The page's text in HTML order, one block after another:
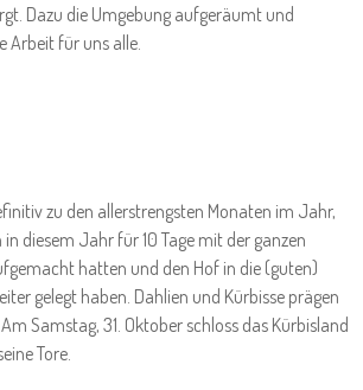
Dazu die Umgebung aufgeräumt und
Arbeit für uns alle.
zu den allerstrengsten Monaten im Jahr,
diesem Jahr für 10 Tage mit der ganzen
hatten und den Hof in die (guten)
gelegt haben. Dahlien und Kürbisse prägen
Samstag, 31. Oktober schloss das Kürbisland
Tore.